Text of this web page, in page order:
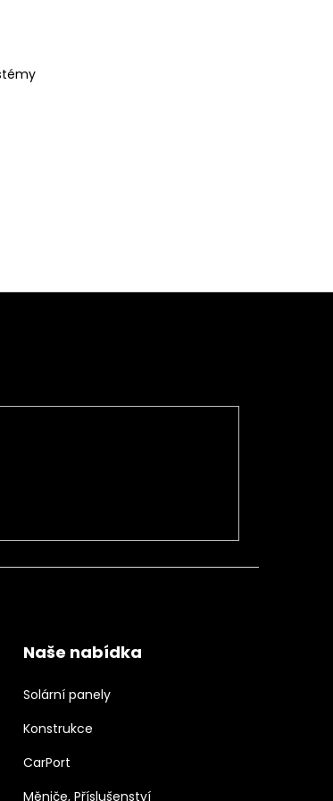
Naše nabídka
Solární panely
Konstrukce
CarPort
Měniče, Příslušenství